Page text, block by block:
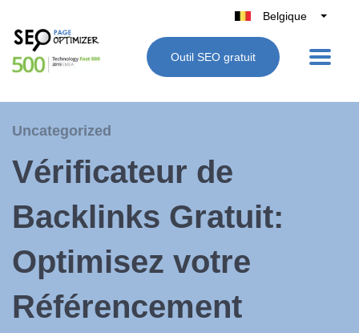
Belgique
België
Nederland
Outil SEO gratuit
Uncategorized
Vérificateur de
Backlinks Gratuit:
Optimisez votre
Référencement